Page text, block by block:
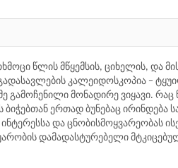
წლის მწყემსის, ციხელის, და
კალეიდოსკოპია −
გამოჩენილი მონადირე ვიყავი.
ერთად ბუნებაც ირინდება
ინტერესსა და
დამადასტურებელი